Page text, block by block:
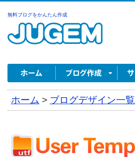
無料ブログをかんたん作成
ホーム > ブログデザイン一覧